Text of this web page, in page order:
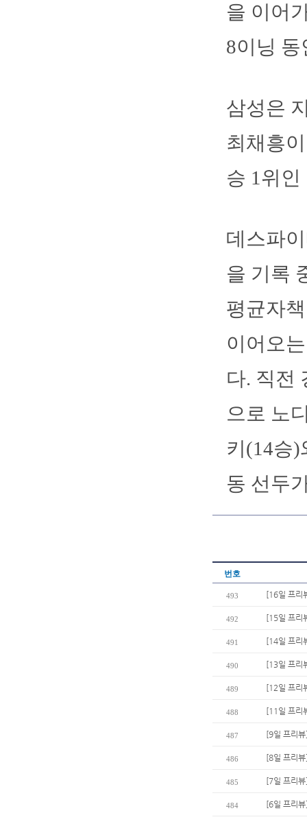
을 이어
8이닝
삼성은
최채흥
승 1위
데스파
을 기록
평균자
이어오
다. 직전
으로 노
키(14승)
동 선두
번호
493 [16일 프리
492 [15일 프리
491 [14일 프리
490 [13일 프리
489 [12일 프리
488 [11일 프리
487 [9일 프리
486 [8일 프리
485 [7일 프리
484 [6일 프리